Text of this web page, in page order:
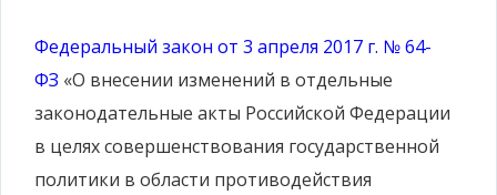
Федеральный закон от 3 апреля 2017 г. № 64-
ФЗ «О внесении изменений в отдельные
законодательные акты Российской Федерации
в целях совершенствования государственной
политики в области противодействия